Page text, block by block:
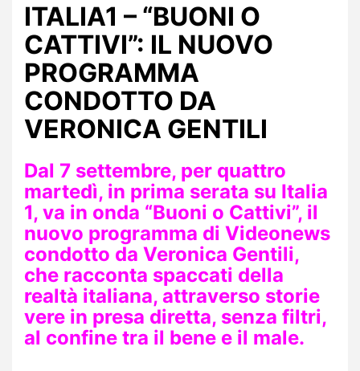
ITALIA1 – “BUONI O
CATTIVI”: IL NUOVO
PROGRAMMA
CONDOTTO DA
VERONICA GENTILI
Dal 7 settembre, per quattro
martedì, in prima serata su Italia
1, va in onda “Buoni o Cattivi”, il
nuovo programma di Videonews
condotto da Veronica Gentili,
che racconta spaccati della
realtà italiana, attraverso storie
vere in presa diretta, senza filtri,
al confine tra il bene e il male.